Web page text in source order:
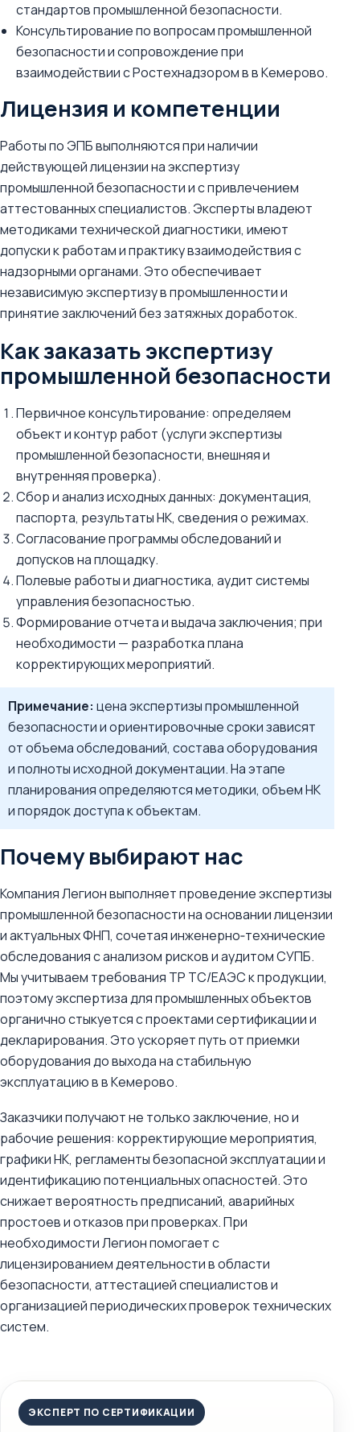
стандартов промышленной безопасности.
Консультирование по вопросам промышленной
безопасности и сопровождение при
взаимодействии с Ростехнадзором в в Кемерово.
Лицензия и компетенции
Работы по ЭПБ выполняются при наличии
действующей лицензии на экспертизу
промышленной безопасности и с привлечением
аттестованных специалистов. Эксперты владеют
методиками технической диагностики, имеют
допуски к работам и практику взаимодействия с
надзорными органами. Это обеспечивает
независимую экспертизу в промышленности и
принятие заключений без затяжных доработок.
Как заказать экспертизу
промышленной безопасности
Первичное консультирование: определяем
объект и контур работ (услуги экспертизы
промышленной безопасности, внешняя и
внутренняя проверка).
Сбор и анализ исходных данных: документация,
паспорта, результаты НК, сведения о режимах.
Согласование программы обследований и
допусков на площадку.
Полевые работы и диагностика, аудит системы
управления безопасностью.
Формирование отчета и выдача заключения; при
необходимости — разработка плана
корректирующих мероприятий.
Примечание: цена экспертизы промышленной
безопасности и ориентировочные сроки зависят
от объема обследований, состава оборудования
и полноты исходной документации. На этапе
планирования определяются методики, объем НК
и порядок доступа к объектам.
Почему выбирают нас
Компания Легион выполняет проведение экспертизы
промышленной безопасности на основании лицензии
и актуальных ФНП, сочетая инженерно‑технические
обследования с анализом рисков и аудитом СУПБ.
Мы учитываем требования ТР ТС/ЕАЭС к продукции,
поэтому экспертиза для промышленных объектов
органично стыкуется с проектами сертификации и
декларирования. Это ускоряет путь от приемки
оборудования до выхода на стабильную
эксплуатацию в в Кемерово.
Заказчики получают не только заключение, но и
рабочие решения: корректирующие мероприятия,
графики НК, регламенты безопасной эксплуатации и
идентификацию потенциальных опасностей. Это
снижает вероятность предписаний, аварийных
простоев и отказов при проверках. При
необходимости Легион помогает с
лицензированием деятельности в области
безопасности, аттестацией специалистов и
организацией периодических проверок технических
систем.
ЭКСПЕРТ ПО СЕРТИФИКАЦИИ